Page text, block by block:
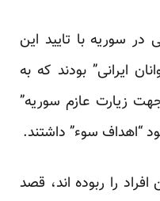
سوریه با تایید این
ایرانی” بودند که به
زیارت عازم سوریه”
“اهداف سوء” داشتند.
را ربوده اند، قصد